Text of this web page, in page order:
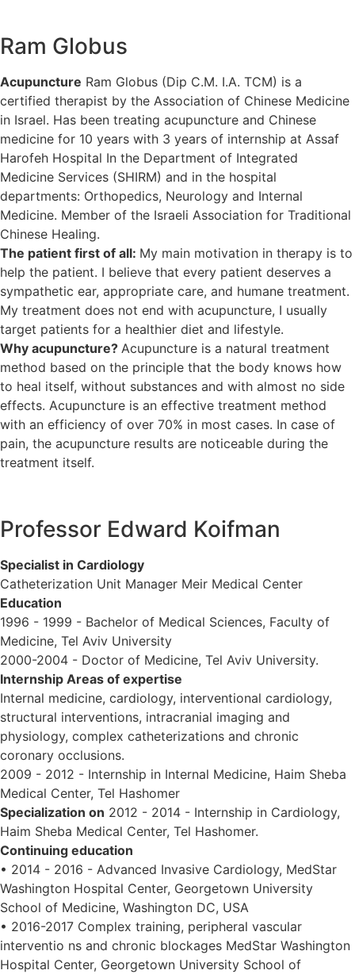
Ram Globus
Acupuncture Ram Globus (Dip C.M. I.A. TCM) is a
certified therapist by the Association of Chinese Medicine
in Israel. Has been treating acupuncture and Chinese
medicine for 10 years with 3 years of internship at Assaf
Harofeh Hospital In the Department of Integrated
Medicine Services (SHIRM) and in the hospital
departments: Orthopedics, Neurology and Internal
Medicine. Member of the Israeli Association for Traditional
Chinese Healing.
The patient first of all: My main motivation in therapy is to
help the patient. I believe that every patient deserves a
sympathetic ear, appropriate care, and humane treatment.
My treatment does not end with acupuncture, I usually
target patients for a healthier diet and lifestyle.
Why acupuncture? Acupuncture is a natural treatment
method based on the principle that the body knows how
to heal itself, without substances and with almost no side
effects. Acupuncture is an effective treatment method
with an efficiency of over 70% in most cases. In case of
pain, the acupuncture results are noticeable during the
treatment itself.
Professor Edward Koifman
Specialist in Cardiology
Catheterization Unit Manager Meir Medical Center
Education
1996 - 1999 - Bachelor of Medical Sciences, Faculty of
Medicine, Tel Aviv University
2000-2004 - Doctor of Medicine, Tel Aviv University.
Internship Areas of expertise
Internal medicine, cardiology, interventional cardiology,
structural interventions, intracranial imaging and
physiology, complex catheterizations and chronic
coronary occlusions.
2009 - 2012 - Internship in Internal Medicine, Haim Sheba
Medical Center, Tel Hashomer
Specialization on 2012 - 2014 - Internship in Cardiology,
Haim Sheba Medical Center, Tel Hashomer.
Continuing education
• 2014 - 2016 - Advanced Invasive Cardiology, MedStar
Washington Hospital Center, Georgetown University
School of Medicine, Washington DC, USA
• 2016-2017 Complex training, peripheral vascular
interventio ns and chronic blockages MedStar Washington
Hospital Center, Georgetown University School of